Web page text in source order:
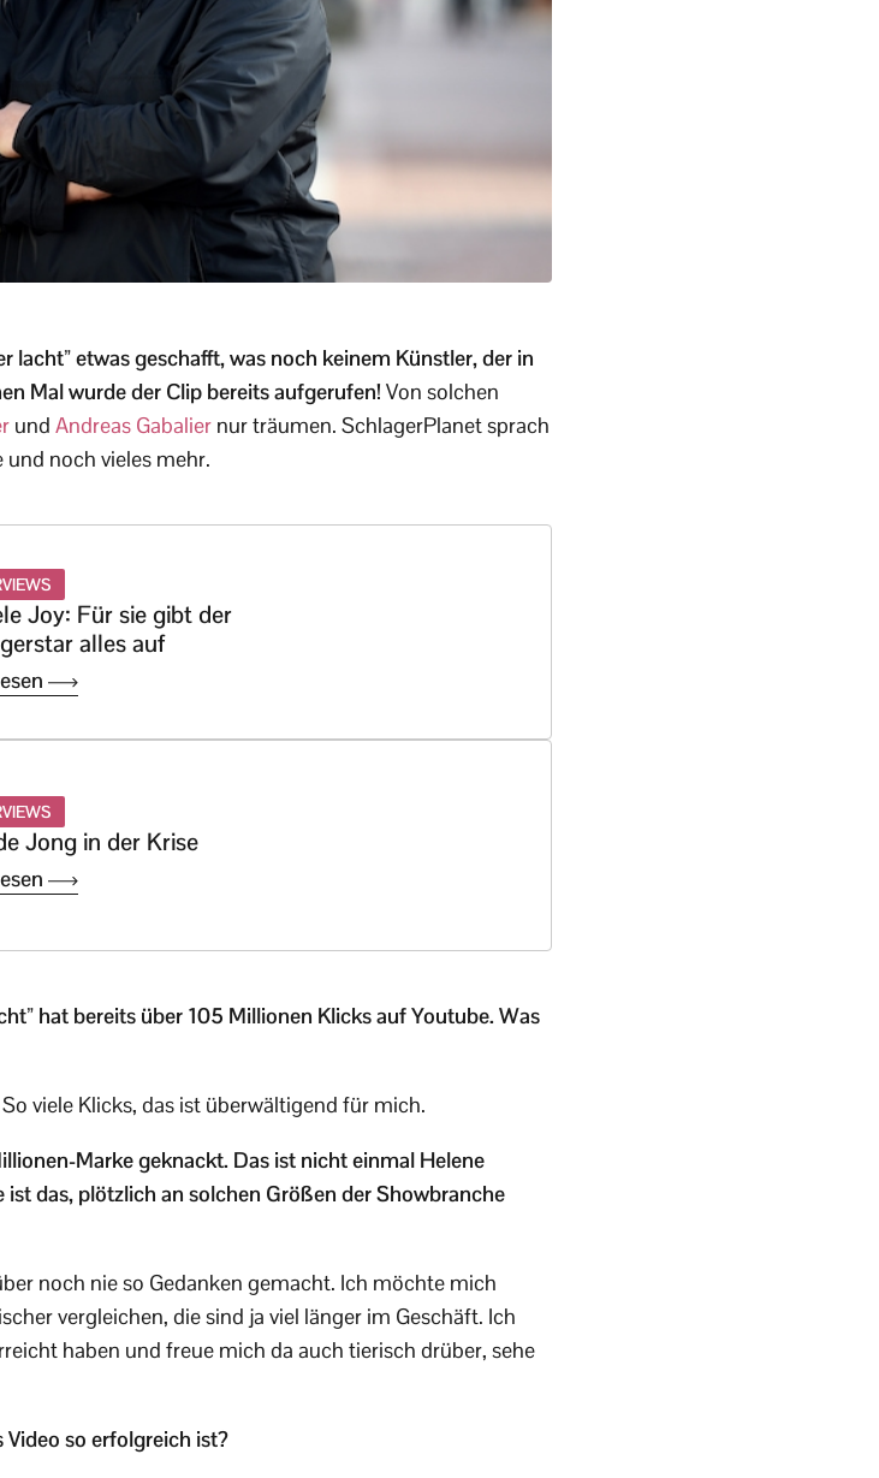
lacht” etwas geschafft, was noch keinem Künstler, der in
Mal wurde der Clip bereits aufgerufen! Von solchen
und Andreas Gabalier nur träumen. SchlagerPlanet sprach
noch vieles mehr.
Joy: Für sie gibt der
alles auf
Jong in der Krise
hat bereits über 105 Millionen Klicks auf Youtube. Was
viele Klicks, das ist überwältigend für mich.
Marke geknackt. Das ist nicht einmal Helene
das, plötzlich an solchen Größen der Showbranche
noch nie so Gedanken gemacht. Ich möchte mich
vergleichen, die sind ja viel länger im Geschäft. Ich
haben und freue mich da auch tierisch drüber, sehe
Video so erfolgreich ist?